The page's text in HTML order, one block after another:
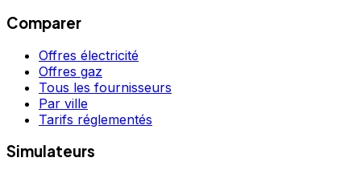
Comparer
Offres électricité
Offres gaz
Tous les fournisseurs
Par ville
Tarifs réglementés
Simulateurs